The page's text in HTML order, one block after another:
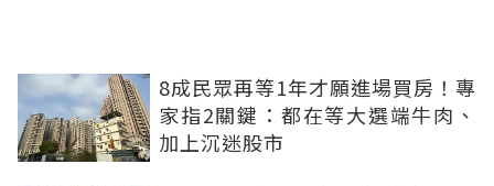
8成民眾再等1年才願進場買房！專
家指2關鍵：都在等大選端牛肉、
加上沉迷股市